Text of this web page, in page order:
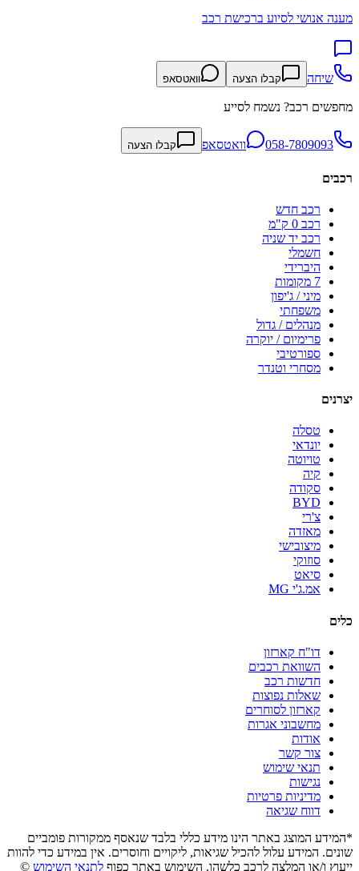
מענה אנושי לסיוע ברכישת רכב
שיחה קבלו הצעה וואטסאפ
מחפשים רכב? נשמח לסייע
058-7809093 וואטסאפ קבלו הצעה
רכבים
רכב חדש
רכב 0 ק"מ
רכב יד שניה
חשמלי
היברידי
7 מקומות
מיני / ג'יפון
משפחתי
מנהלים / גדול
פרימיום / יוקרה
ספורטיבי
מסחרי וטנדר
יצרנים
טסלה
יונדאי
טויוטה
קיה
סקודה
BYD
צ'רי
מאזדה
מיצובישי
סוזוקי
סיאט
אמ.ג'י MG
כלים
דו"ח קארזון
השוואת רכבים
חדשות רכב
שאלות נפוצות
קארזון לסוחרים
מחשבוני אגרות
אודות
צור קשר
תנאי שימוש
נגישות
מדיניות פרטיות
דווח שגיאה
*המידע המוצג באתר הינו מידע כללי בלבד שנאסף ממקורות פומביים
שונים. המידע עלול להכיל שגיאות, ליקויים וחוסרים. אין במידע כדי להוות
ייעוץ ו/או המלצה לרכב כלשהו. השימוש באתר כפוף לתנאי השימוש ©